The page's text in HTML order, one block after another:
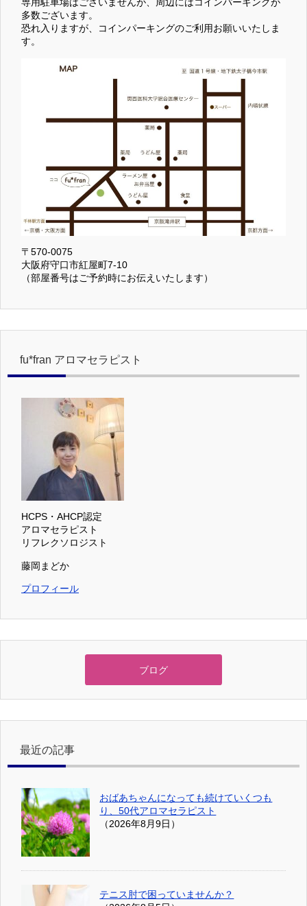
専用駐車場はございませんが、周辺にはコインパーキングが
多数ございます。
恐れ入りますが、コインパーキングのご利用お願いいたしま
す。
〒570-0075
大阪府守口市紅屋町7-10
（部屋番号はご予約時にお伝えいたします）
fu*fran アロマセラピスト
HCPS・AHCP認定
アロマセラピスト
リフレクソロジスト
藤岡まどか
プロフィール
ブログ
最近の記事
おばあちゃんになっても続けていくつも
り、50代アロマセラピスト
（2026年8月9日）
テニス肘で困っていませんか？